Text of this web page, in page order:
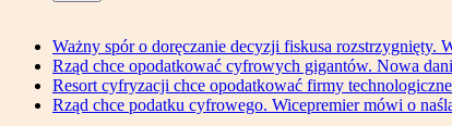
Ważny spór o doręczanie decyzji fiskusa rozstrzygnięty.
Rząd chce opodatkować cyfrowych gigantów. Nowa
Resort cyfryzacji chce opodatkować firmy
Rząd chce podatku cyfrowego. Wicepremier mówi o